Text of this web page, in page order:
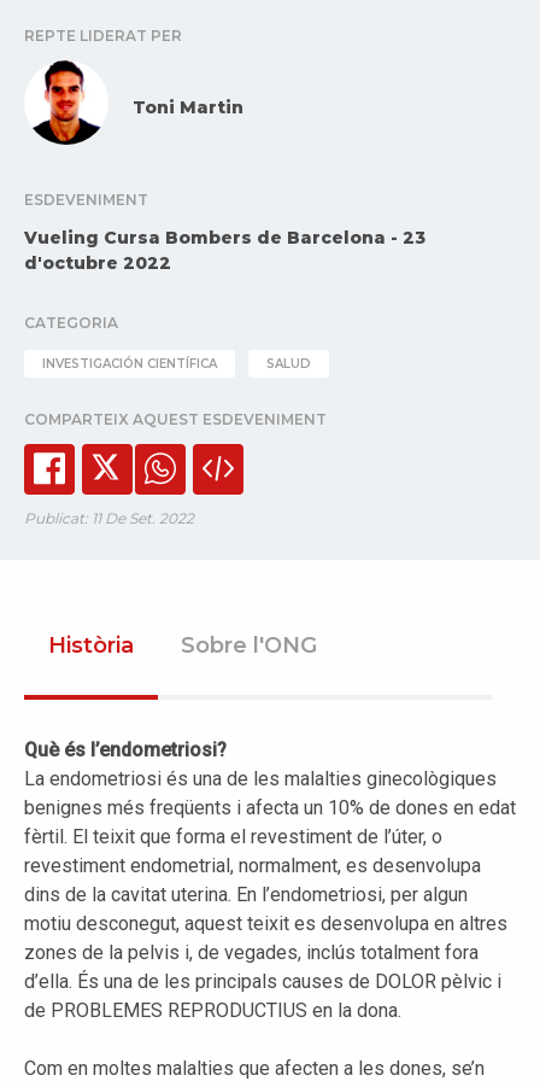
REPTE LIDERAT PER
Toni Martin
ESDEVENIMENT
Vueling Cursa Bombers de Barcelona - 23
d'octubre 2022
CATEGORIA
INVESTIGACIÓN CIENTÍFICA SALUD
COMPARTEIX AQUEST ESDEVENIMENT
Publicat: 11 De Set. 2022
Història Sobre l'ONG
Què és l’endometriosi?
La endometriosi és una de les malalties ginecològiques
benignes més freqüents i afecta un 10% de dones en edat
fèrtil. El teixit que forma el revestiment de l’úter, o
revestiment endometrial, normalment, es desenvolupa
dins de la cavitat uterina. En l’endometriosi, per algun
motiu desconegut, aquest teixit es desenvolupa en altres
zones de la pelvis i, de vegades, inclús totalment fora
d’ella. És una de les principals causes de DOLOR pèlvic i
de PROBLEMES REPRODUCTIUS en la dona.
Com en moltes malalties que afecten a les dones, se’n